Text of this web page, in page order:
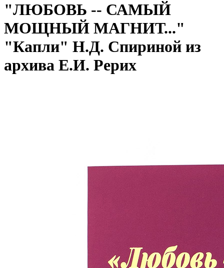
"ЛЮБОВЬ -- САМЫЙ
МОЩНЫЙ МАГНИТ..."
"Капли" Н.Д. Спириной из
архива Е.И. Рерих